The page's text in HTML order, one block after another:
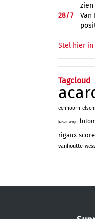
zien
28/7
Van
Stel hier
Tagcloud
eenhoorn
kasanwirjo
rigaux
vanhoutte